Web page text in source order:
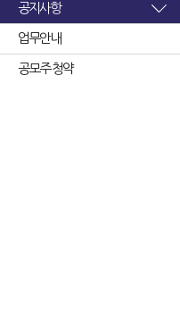
공지사항
업무안내
공모주 청약